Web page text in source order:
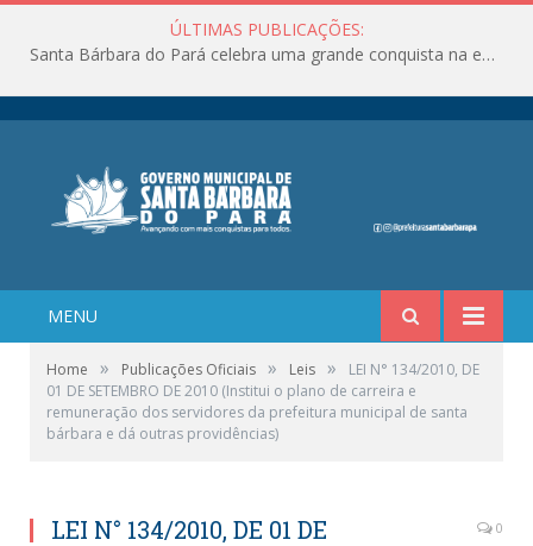
ÚLTIMAS PUBLICAÇÕES:
Santa Bárbara do Pará celebra uma grande conquista na educação!
MENU
Home » Publicações Oficiais » Leis »
LEI N° 134/2010, DE
01 DE SETEMBRO DE 2010 (Institui o plano de carreira e
remuneração dos servidores da prefeitura municipal de santa
bárbara e dá outras providências)
LEI N° 134/2010, DE 01 DE
0